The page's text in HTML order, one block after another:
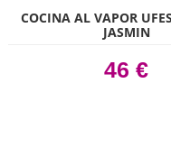
COCINA AL VAPOR
JASMIN
46 €